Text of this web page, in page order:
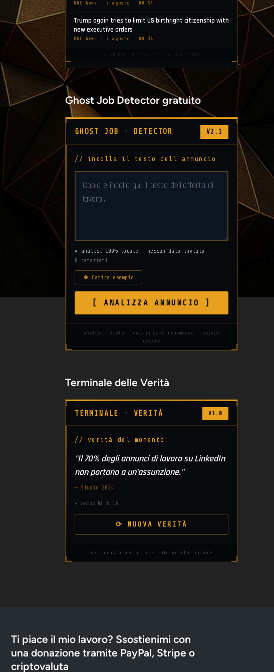
BBC News · 7 agosto · 00:54
Trump again tries to limit US birthright citizenship with
new executive orders
BBC News · 7 agosto · 00:34
Ghost Job Detector gratuito
GHOST JOB · DETECTOR V2.1
// incolla il testo dell'annuncio
▸ analisi 100% locale · nessun dato inviato
0 caratteri
⏺ Carica esempio
[ ANALIZZA ANNUNCIO ]
analisi locale · nessun dato trasmesso · nessun
cookie
Terminale delle Verità
TERMINALE · VERITÀ V1.0
// verità del momento
"Il 70% degli annunci di lavoro su LinkedIn
non portano a un'assunzione."
— Studio 2024
▸ verità #1 di 10
⟳ NUOVA VERITÀ
nessun dato raccolto · solo verità scomode
Ti piace il mio lavoro? Ssostienimi con
una donazione tramite PayPal, Stripe o
criptovaluta